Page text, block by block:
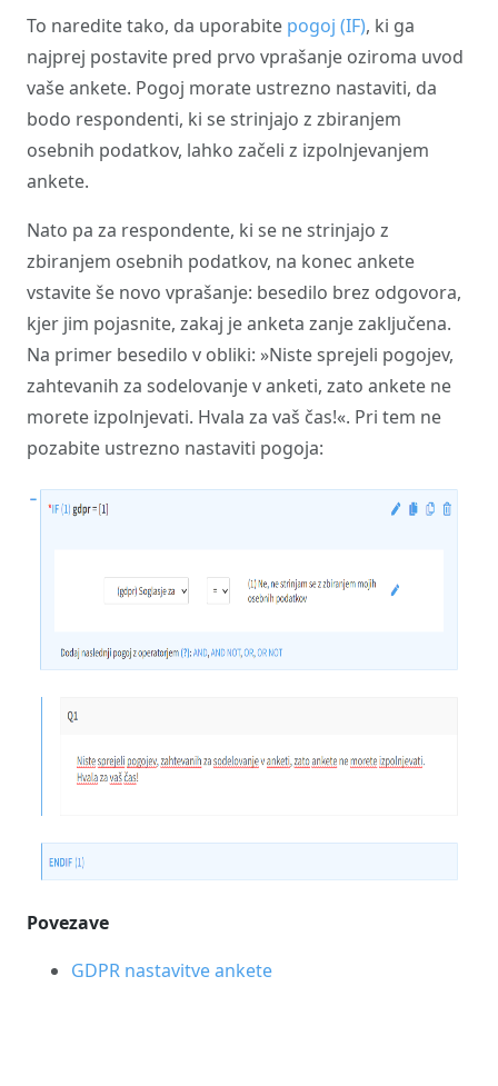
To naredite tako, da uporabite pogoj (IF), ki ga
najprej postavite pred prvo vprašanje oziroma uvod
vaše ankete. Pogoj morate ustrezno nastaviti, da
bodo respondenti, ki se strinjajo z zbiranjem
osebnih podatkov, lahko začeli z izpolnjevanjem
ankete.
Nato pa za respondente, ki se ne strinjajo z
zbiranjem osebnih podatkov, na konec ankete
vstavite še novo vprašanje: besedilo brez odgovora,
kjer jim pojasnite, zakaj je anketa zanje zaključena.
Na primer besedilo v obliki: »Niste sprejeli pogojev,
zahtevanih za sodelovanje v anketi, zato ankete ne
morete izpolnjevati. Hvala za vaš čas!«. Pri tem ne
pozabite ustrezno nastaviti pogoja:
Povezave
GDPR nastavitve ankete